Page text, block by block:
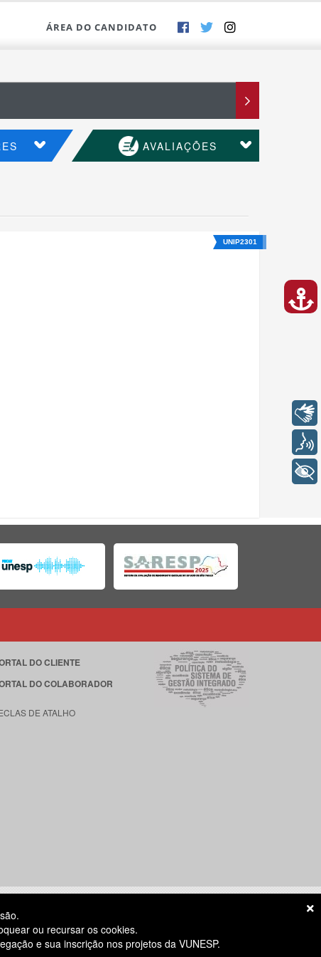
ÁREA DO CANDIDATO
AVALIAÇÕES
UNIP2301
DO CLIENTE
DO COLABORADOR
DE ATALHO
ÚTEISdas 8h às 18h
ou recursar os cookies.
e sua inscrição nos projetos da VUNESP.